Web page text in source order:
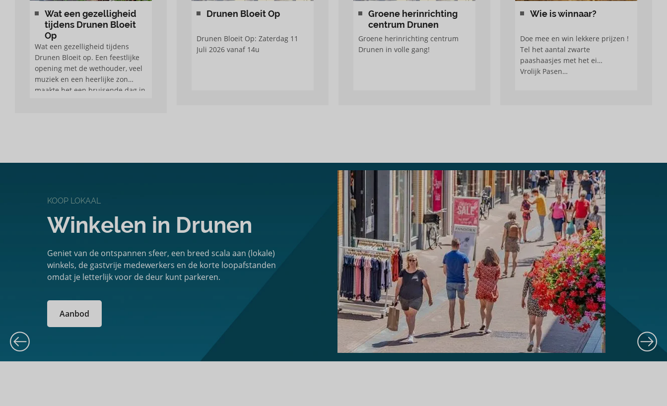
Wat een gezelligheid
tijdens Drunen Bloeit
Op
Wat een gezelligheid tijdens
Drunen Bloeit op. Een feestlijke
opening met de wethouder, veel
muziek en een heerlijke zon
maakte het een bruisende dag in
Drunen Bloeit Op
Drunen Bloeit Op: Zaterdag 11
Juli 2026 vanaf 14u
Groene herinrichting
centrum Drunen
Groene herinrichting centrum
Drunen in volle gang!
Wie is winnaar?
Doe mee en win lekkere prijzen !
Tel het aantal zwarte
paashaasjes met het ei…
Vrolijk Pasen…
KOOP LOKAAL
Winkelen in Drunen
Geniet van de ontspannen sfeer, een breed scala aan (lokale)
winkels, de gastvrije medewerkers en de korte loopafstanden
omdat je letterlijk voor de deur kunt parkeren.
Aanbod